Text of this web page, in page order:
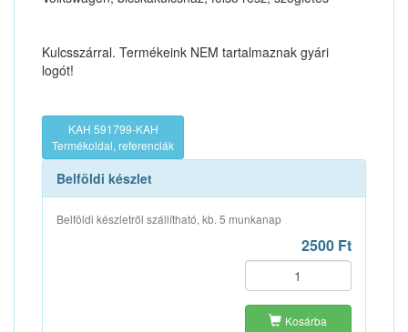
Kulcsszárral. Termékeink NEM tartalmaznak gyári
logót!
KAH 591799-KAH
Termékoldal, referenciák
Belföldi készlet
Belföldi készletről szállítható, kb. 5 munkanap
2500 Ft
Kosárba